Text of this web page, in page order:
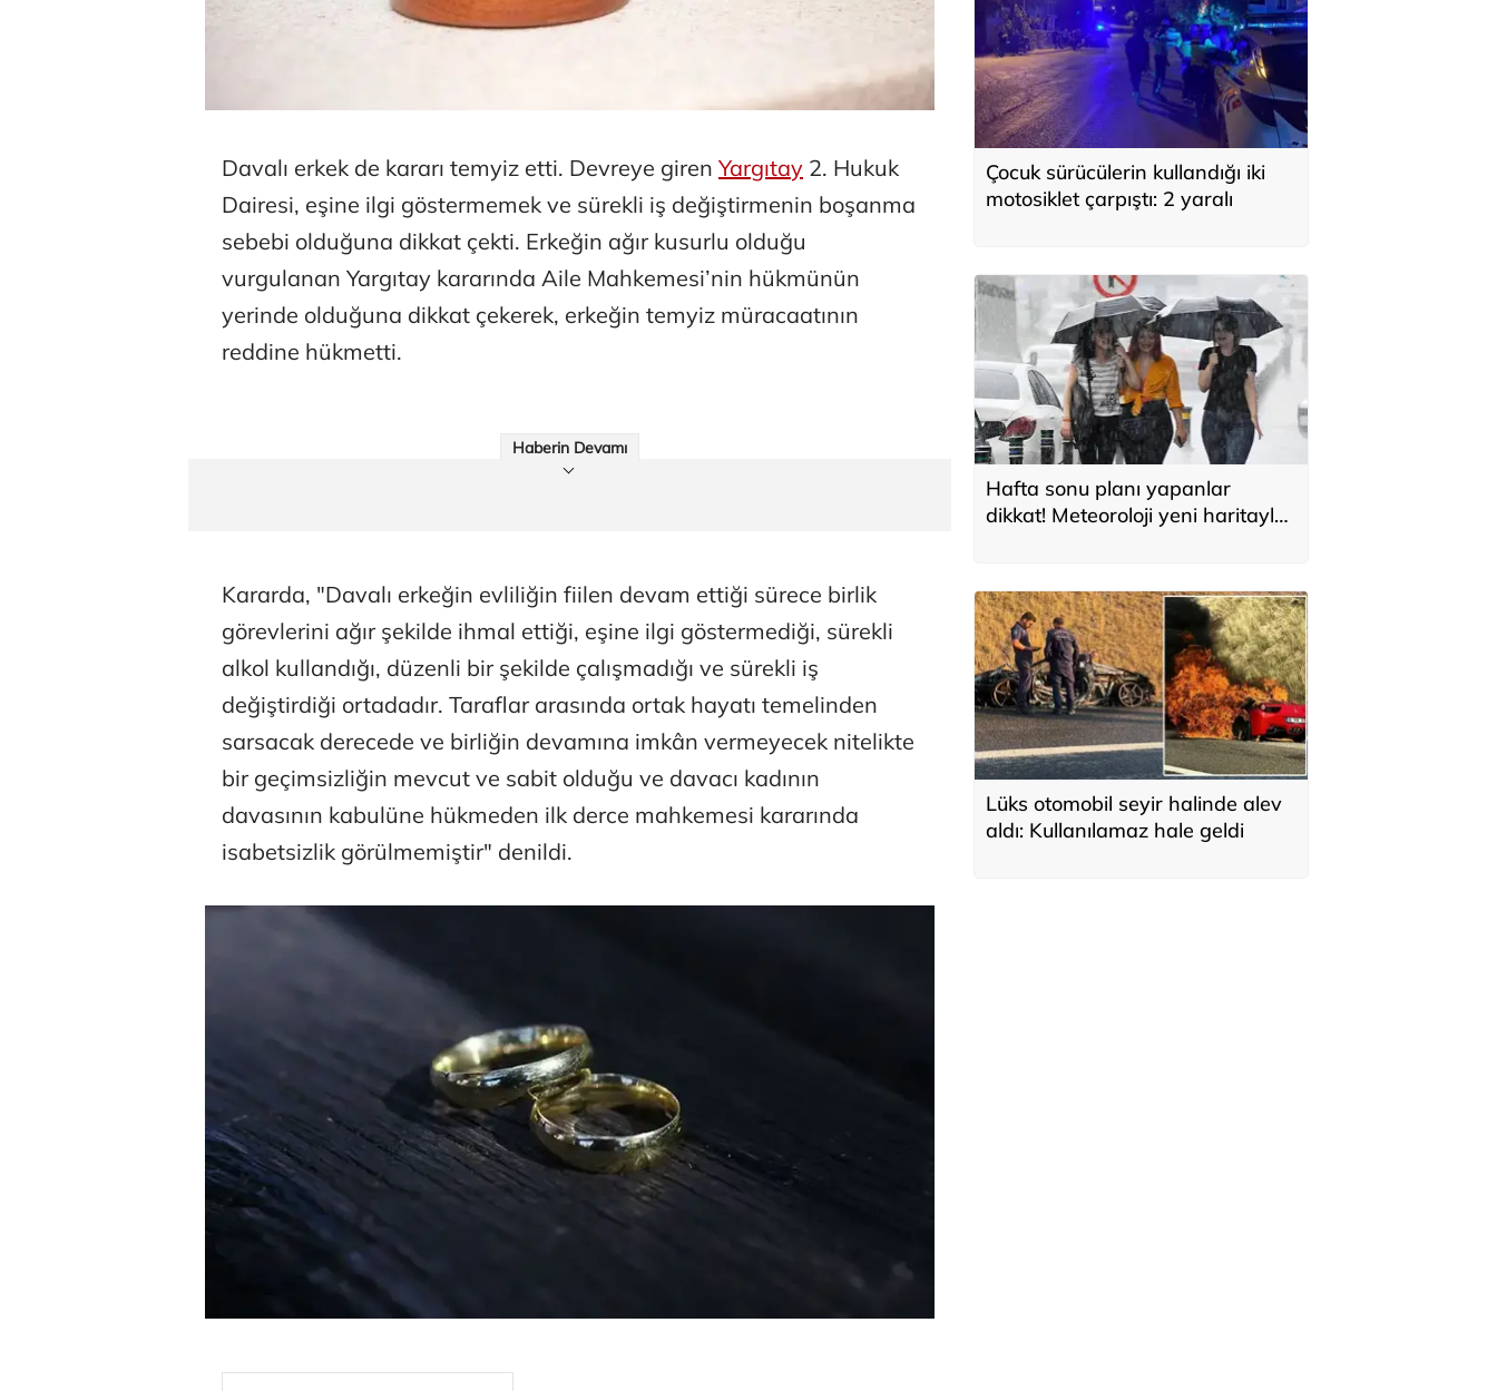
Davalı erkek de kararı temyiz etti. Devreye giren Yargıtay 2. Hukuk
Dairesi, eşine ilgi göstermemek ve sürekli iş değiştirmenin boşanma
sebebi olduğuna dikkat çekti. Erkeğin ağır kusurlu olduğu
vurgulanan Yargıtay kararında Aile Mahkemesi’nin hükmünün
yerinde olduğuna dikkat çekerek, erkeğin temyiz müracaatının
reddine hükmetti.
Haberin Devamı
Kararda, "Davalı erkeğin evliliğin fiilen devam ettiği sürece birlik
görevlerini ağır şekilde ihmal ettiği, eşine ilgi göstermediği, sürekli
alkol kullandığı, düzenli bir şekilde çalışmadığı ve sürekli iş
değiştirdiği ortadadır. Taraflar arasında ortak hayatı temelinden
sarsacak derecede ve birliğin devamına imkân vermeyecek nitelikte
bir geçimsizliğin mevcut ve sabit olduğu ve davacı kadının
davasının kabulüne hükmeden ilk derce mahkemesi kararında
isabetsizlik görülmemiştir" denildi.
Çocuk sürücülerin kullandığı iki
motosiklet çarpıştı: 2 yaralı
Hafta sonu planı yapanlar
dikkat! Meteoroloji yeni haritayla
Lüks otomobil seyir halinde alev
aldı: Kullanılamaz hale geldi